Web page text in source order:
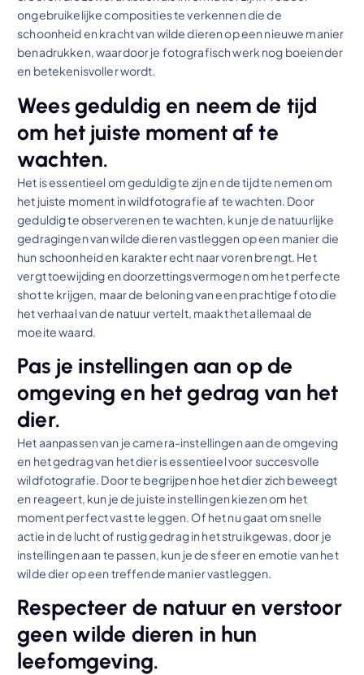
ongebruikelijke composities te verkennen die de
schoonheid en kracht van wilde dieren op een nieuwe manier
benadrukken, waardoor je fotografisch werk nog boeiender
en betekenisvoller wordt.
Wees geduldig en neem de tijd
om het juiste moment af te
wachten.
Het is essentieel om geduldig te zijn en de tijd te nemen om
het juiste moment in wildfotografie af te wachten. Door
geduldig te observeren en te wachten, kun je de natuurlijke
gedragingen van wilde dieren vastleggen op een manier die
hun schoonheid en karakter echt naar voren brengt. Het
vergt toewijding en doorzettingsvermogen om het perfecte
shot te krijgen, maar de beloning van een prachtige foto die
het verhaal van de natuur vertelt, maakt het allemaal de
moeite waard.
Pas je instellingen aan op de
omgeving en het gedrag van het
dier.
Het aanpassen van je camera-instellingen aan de omgeving
en het gedrag van het dier is essentieel voor succesvolle
wildfotografie. Door te begrijpen hoe het dier zich beweegt
en reageert, kun je de juiste instellingen kiezen om het
moment perfect vast te leggen. Of het nu gaat om snelle
actie in de lucht of rustig gedrag in het struikgewas, door je
instellingen aan te passen, kun je de sfeer en emotie van het
wilde dier op een treffende manier vastleggen.
Respecteer de natuur en verstoor
geen wilde dieren in hun
leefomgeving.